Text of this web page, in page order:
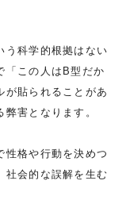
う科学的根拠はない
「この人はB型だか
が貼られることがあ
害となります。
性格や行動を決めつ
社会的な誤解を生む